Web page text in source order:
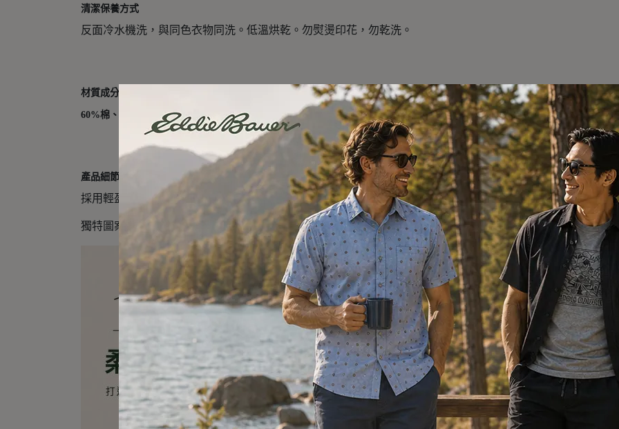
清潔保養方式
反面冷水機洗，與同色衣物同洗。低溫烘乾。勿熨燙印花，勿乾洗。
材質成分
60%棉、40%聚酯纖維
產品細節
採用輕盈棉質混紡布料
獨特圖案印花